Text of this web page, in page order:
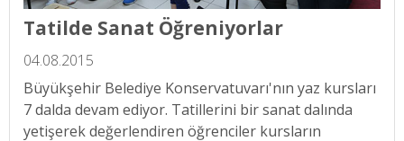
Tatilde Sanat Öğreniyorlar
04.08.2015
Büyükşehir Belediye Konservatuvarı'nın yaz kursları
7 dalda devam ediyor. Tatillerini bir sanat dalında
yetişerek değerlendiren öğrenciler kursların